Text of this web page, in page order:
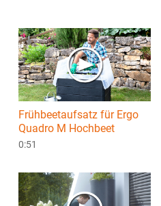
Frühbeetaufsatz für Ergo
Quadro M Hochbeet
0:51